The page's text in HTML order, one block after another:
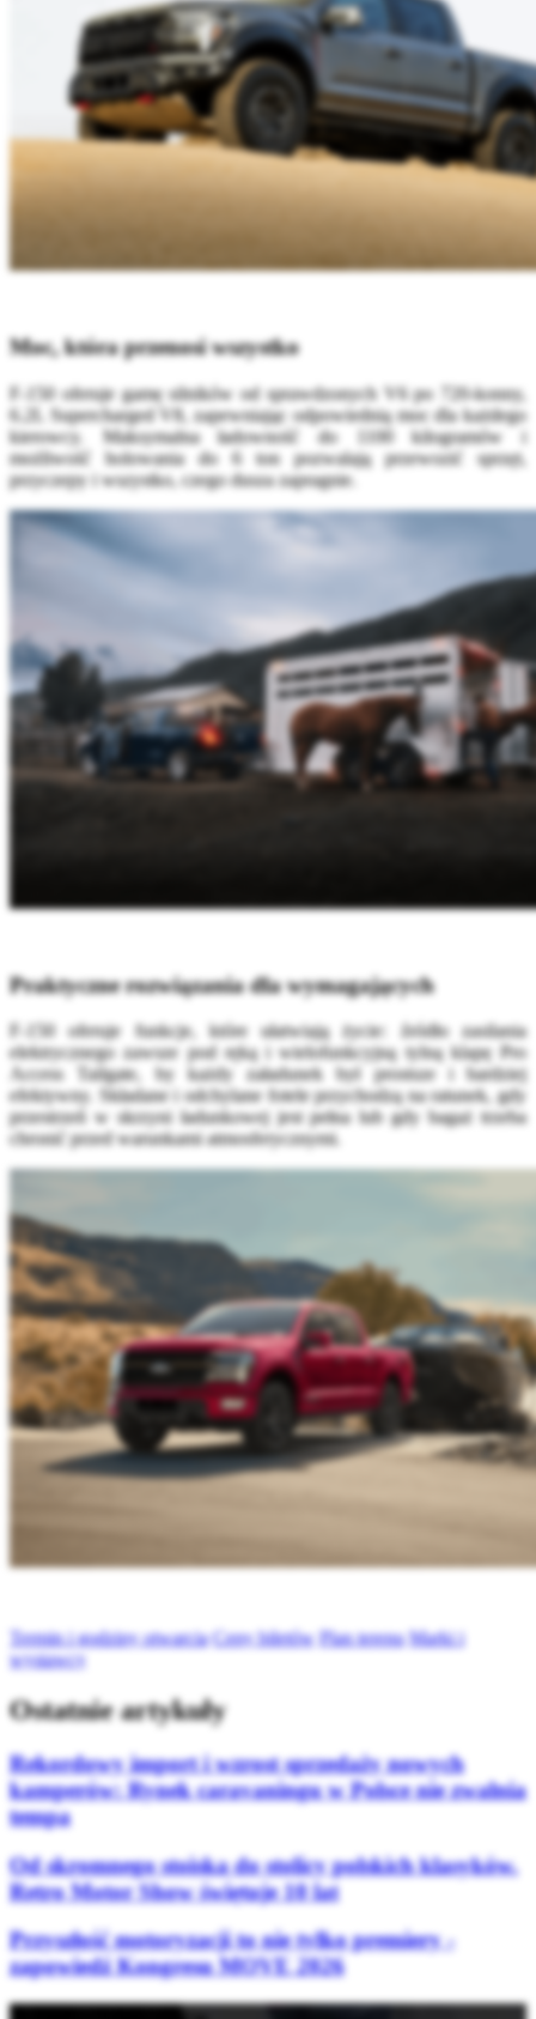
Moc, która przenosi wszystko
F-150 oferuje gamę silników od sprawdzonych V6 po 720-konny,
6.2L Supercharged V8, zapewniając odpowiednią moc dla każdego
kierowcy. Maksymalna ładowność do 1100 kilogramów i
możliwość holowania do 6 ton pozwalają przewozić sprzęt,
przyczepy i wszystko, czego dusza zapragnie.
Praktyczne rozwiązania dla wymagających
F-150 oferuje funkcje, które ułatwiają życie: źródło zasilania
elektrycznego zawsze pod ręką i wielofunkcyjną tylną klapę Pro
Access Tailgate, by każdy załadunek był prostsze i bardziej
efektywny. Składane i odchylane fotele przychodzą na ratunek, gdy
przestrzeń w skrzyni ładunkowej jest pełna lub gdy bagaż trzeba
chronić przed warunkami atmosferycznymi.
Termin i godziny otwarcia Ceny biletów Plan terenu Marki i
wystawcy
Ostatnie artykuły
Rekordowy import i wzrost sprzedaży nowych
kamperów: Rynek caravaningu w Polsce nie zwalnia
tempa
Od skromnego stoiska do stolicy polskich klasyków.
Retro Motor Show świętuje 10 lat
Przyszłość motoryzacji to nie tylko premiery -
zapowiedź Kongresu MOVE 2026